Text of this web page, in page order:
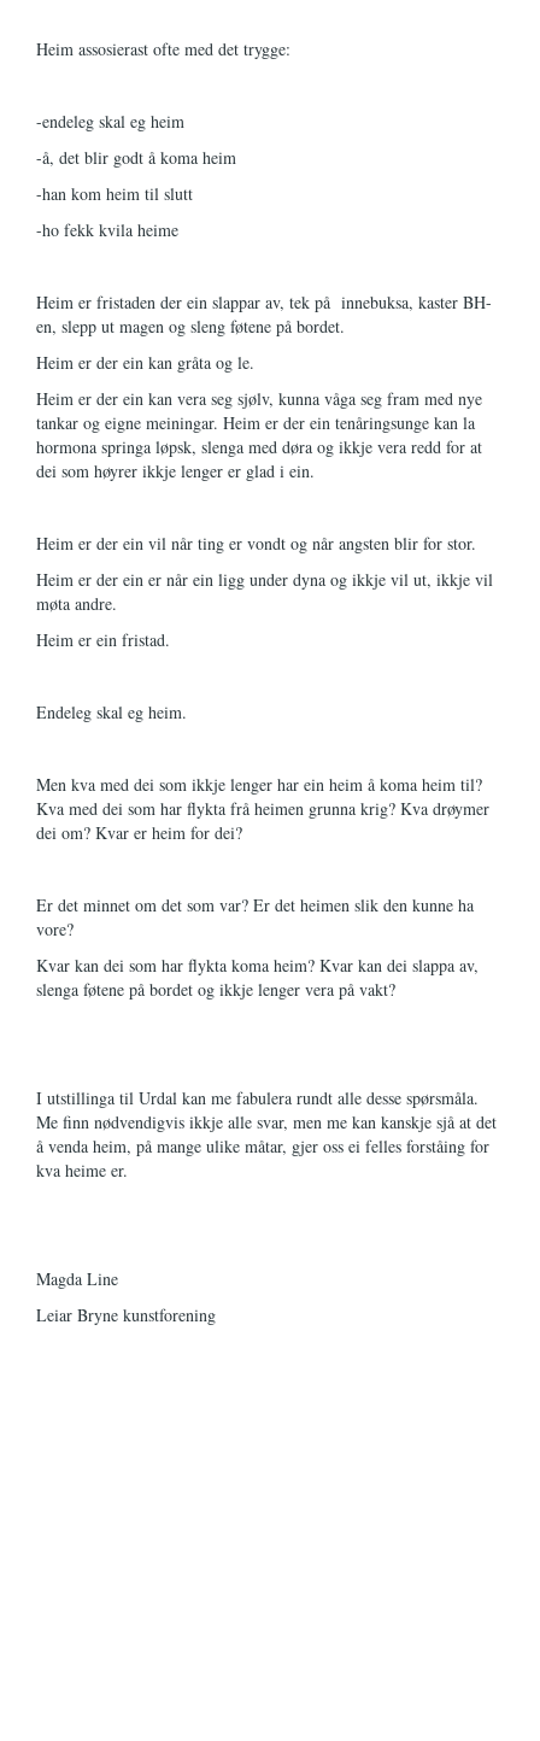
Heim assosierast ofte med det trygge:
-endeleg skal eg heim
-å, det blir godt å koma heim
-han kom heim til slutt
-ho fekk kvila heime
Heim er fristaden der ein slappar av, tek på innebuksa, kaster BH-
en, slepp ut magen og sleng føtene på bordet.
Heim er der ein kan gråta og le.
Heim er der ein kan vera seg sjølv, kunna våga seg fram med nye
tankar og eigne meiningar. Heim er der ein tenåringsunge kan la
hormona springa løpsk, slenga med døra og ikkje vera redd for at
dei som høyrer ikkje lenger er glad i ein.
Heim er der ein vil når ting er vondt og når angsten blir for stor.
Heim er der ein er når ein ligg under dyna og ikkje vil ut, ikkje vil
møta andre.
Heim er ein fristad.
Endeleg skal eg heim.
Men kva med dei som ikkje lenger har ein heim å koma heim til?
Kva med dei som har flykta frå heimen grunna krig? Kva drøymer
dei om? Kvar er heim for dei?
Er det minnet om det som var? Er det heimen slik den kunne ha
vore?
Kvar kan dei som har flykta koma heim? Kvar kan dei slappa av,
slenga føtene på bordet og ikkje lenger vera på vakt?
I utstillinga til Urdal kan me fabulera rundt alle desse spørsmåla.
Me finn nødvendigvis ikkje alle svar, men me kan kanskje sjå at det
å venda heim, på mange ulike måtar, gjer oss ei felles forståing for
kva heime er.
Magda Line
Leiar Bryne kunstforening